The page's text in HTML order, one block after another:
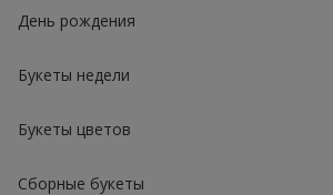
День рождения
Букеты недели
Букеты цветов
Сборные букеты